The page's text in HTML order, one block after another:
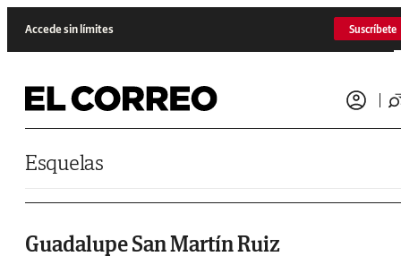
Accede sin límites Suscríbete
Esquelas
Guadalupe San Martín Ruiz